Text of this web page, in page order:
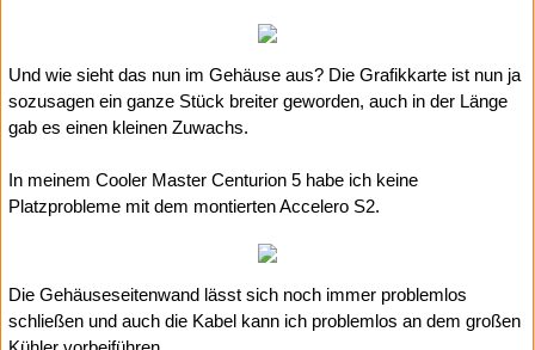
Und wie sieht das nun im Gehäuse aus? Die Grafikkarte ist nun ja
sozusagen ein ganze Stück breiter geworden, auch in der Länge
gab es einen kleinen Zuwachs.
In meinem Cooler Master Centurion 5 habe ich keine
Platzprobleme mit dem montierten Accelero S2.
Die Gehäuseseitenwand lässt sich noch immer problemlos
schließen und auch die Kabel kann ich problemlos an dem großen